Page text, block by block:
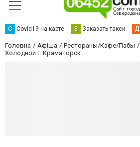
С Сovid19 на карте З Заказать такси Д
Головна Афіша Рестораны/Кафе/Пабы
Холодной г. Краматорск